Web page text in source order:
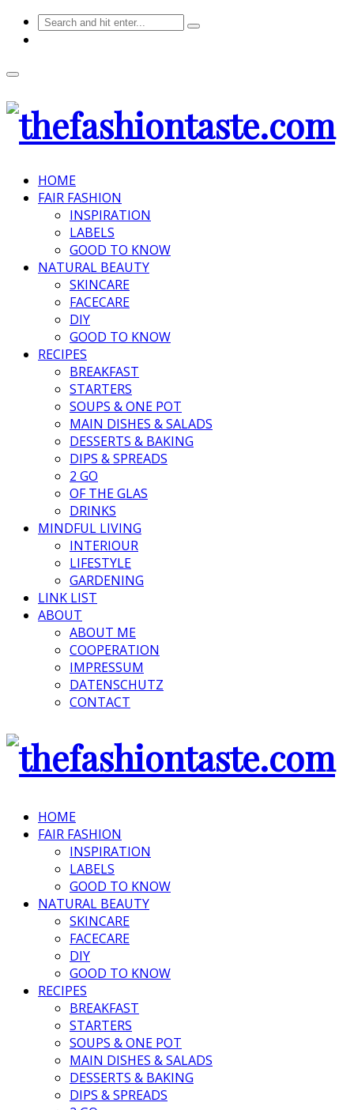
HOME
FAIR FASHION
INSPIRATION
LABELS
GOOD TO KNOW
NATURAL BEAUTY
SKINCARE
FACECARE
DIY
GOOD TO KNOW
RECIPES
BREAKFAST
STARTERS
SOUPS & ONE POT
MAIN DISHES & SALADS
DESSERTS & BAKING
DIPS & SPREADS
2 GO
OF THE GLAS
DRINKS
MINDFUL LIVING
INTERIOUR
LIFESTYLE
GARDENING
LINK LIST
ABOUT
ABOUT ME
COOPERATION
IMPRESSUM
DATENSCHUTZ
CONTACT
HOME
FAIR FASHION
INSPIRATION
LABELS
GOOD TO KNOW
NATURAL BEAUTY
SKINCARE
FACECARE
DIY
GOOD TO KNOW
RECIPES
BREAKFAST
STARTERS
SOUPS & ONE POT
MAIN DISHES & SALADS
DESSERTS & BAKING
DIPS & SPREADS